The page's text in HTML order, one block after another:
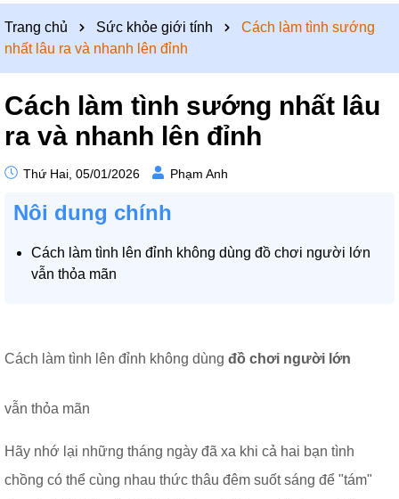
Trang chủ Sức khỏe giới tính
Cách làm tình sướng
nhất lâu ra và nhanh lên đỉnh
Cách làm tình sướng nhất lâu
ra và nhanh lên đỉnh
Thứ Hai, 05/01/2026 Phạm Anh
Nôi dung chính
Cách làm tình lên đỉnh không dùng đồ chơi người lớn
vẫn thỏa mãn
Cách làm tình lên đỉnh không dùng đồ chơi người lớn
vẫn thỏa mãn
Hãy nhớ lại những tháng ngày đã xa khi cả hai bạn tình
chồng có thể cùng nhau thức thâu đêm suốt sáng để "tám"